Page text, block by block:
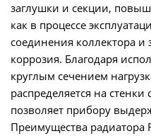
заглушки и секции,
как в процессе
соединения коллектора и
коррозия. Благодаря
круглым сечением
распределяется на
позволяет прибору
Преимущества радиатора